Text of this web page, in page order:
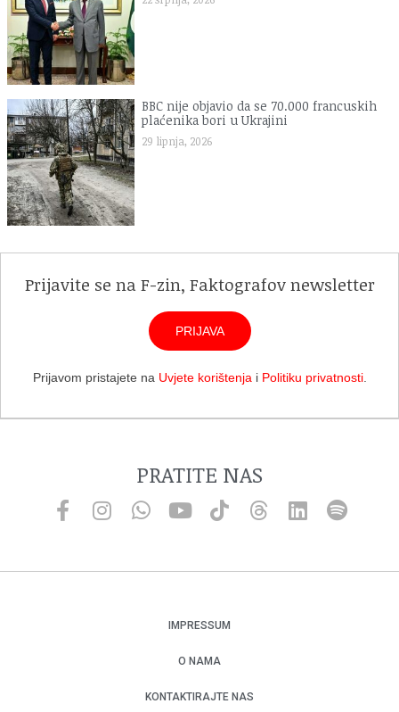
BBC nije objavio da se 70.000 francuskih
plaćenika bori u Ukrajini
29 lipnja, 2026
Prijavite se na F-zin, Faktografov newsletter
PRIJAVA
Prijavom pristajete na Uvjete korištenjai Politiku privatnosti.
PRATITE NAS
IMPRESSUM
O NAMA
KONTAKTIRAJTE NAS